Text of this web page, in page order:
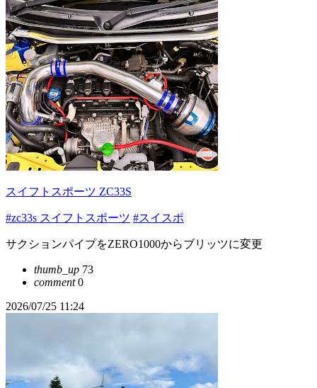
スイフトスポーツ ZC33S
#zc33s スイフトスポーツ #スイスポ
サクションパイプをZERO1000からブリッツに変更
thumb_up 73
comment0
2026/07/25 11:24